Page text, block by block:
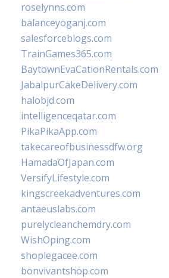
roselynns.com
balanceyoganj.com
salesforceblogs.com
TrainGames365.com
BaytownEvaCationRentals.com
JabalpurCakeDelivery.com
halobjd.com
intelligenceqatar.com
PikaPikaApp.com
takecareofbusinessdfw.org
HamadaOfJapan.com
VersifyLifestyle.com
kingscreekadventures.com
antaeuslabs.com
purelycleanchemdry.com
WishOping.com
shoplegacee.com
bonvivantshop.com